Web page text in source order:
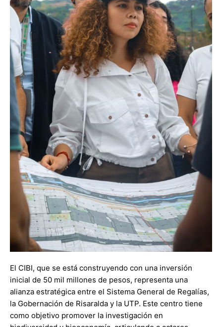
El CIBI, que se está construyendo con una inversión
inicial de 50 mil millones de pesos, representa una
alianza estratégica entre el Sistema General de Regalías,
la Gobernación de Risaralda y la UTP. Este centro tiene
como objetivo promover la investigación en